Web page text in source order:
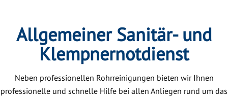
Allgemeiner Sanitär- und
Klempnernotdienst
Neben professionellen Rohrreinigungen bieten wir Ihnen
professionelle und schnelle Hilfe bei allen Anliegen rund um das